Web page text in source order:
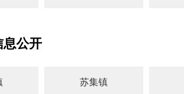
息公开
苏集镇